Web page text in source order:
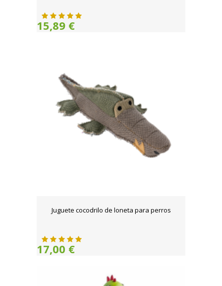
15,89 €
Juguete cocodrilo de loneta para perros
17,00 €